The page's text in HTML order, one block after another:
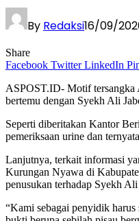
By Redaksi16/09/
Share
Facebook Twitter LinkedIn
ASPOST.ID- Motif tersangka
bertemu dengan Syekh Ali
Seperti diberitakan Kantor
pemeriksaan urine dan
Lanjutnya, terkait informasi
Kurungan Nyawa di
penusukan terhadap Syekh Ali
“Kami sebagai penyidik harus